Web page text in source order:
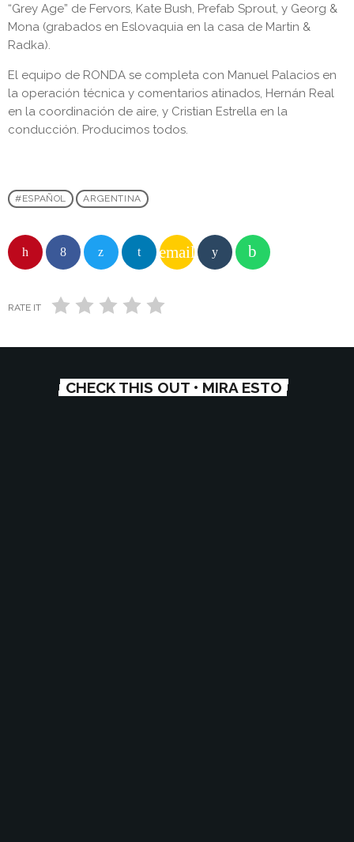
“Grey Age” de Fervors, Kate Bush, Prefab Sprout, y Georg &
Mona (grabados en Eslovaquia en la casa de Martin &
Radka).
El equipo de RONDA se completa con Manuel Palacios en
la operación técnica y comentarios atinados, Hernán Real
en la coordinación de aire, y Cristian Estrella en la
conducción. Producimos todos.
#ESPAÑOL ARGENTINA
email
RATE IT
CHECK THIS OUT • MIRA ESTO